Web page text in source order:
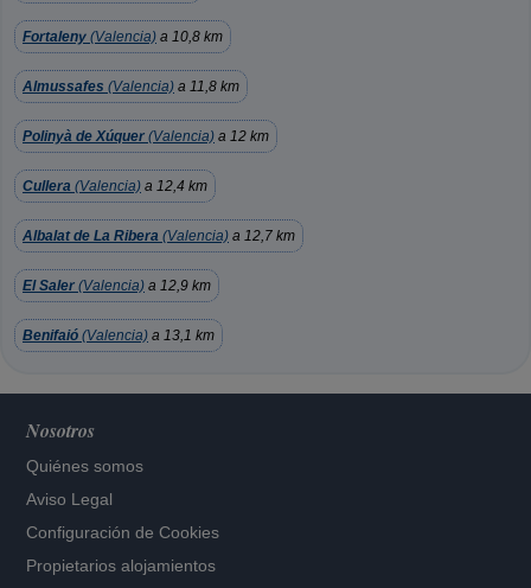
Fortaleny (Valencia) a 10,8 km
Almussafes (Valencia) a 11,8 km
Polinyà de Xúquer (Valencia) a 12 km
Cullera (Valencia) a 12,4 km
Albalat de La Ribera (Valencia) a 12,7 km
El Saler (Valencia) a 12,9 km
Benifaió (Valencia) a 13,1 km
Nosotros
Quiénes somos
Aviso Legal
Configuración de Cookies
Propietarios alojamientos